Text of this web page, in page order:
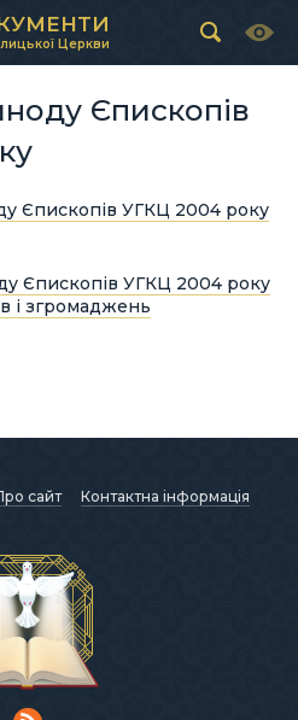
Церкви
Єпископів
Єпископів УГКЦ 2004 року
Єпископів УГКЦ 2004 року
і згромаджень
сайт Контактна інформація